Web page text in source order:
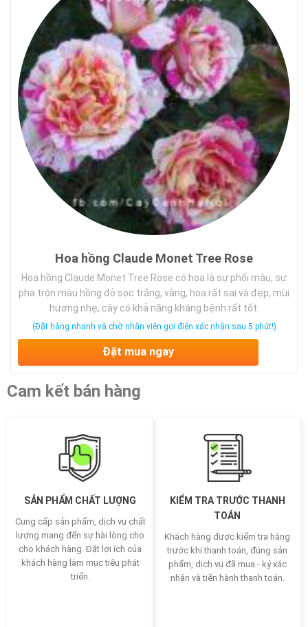
Hoa hồng Claude Monet Tree Rose
Hoa hồng Claude Monet Tree Rose có hoa là sự phối màu, sự
pha trộn màu hồng đỏ sọc trắng, vàng, hoa rất sai và đẹp, mùi
hương nhẹ, cây có khả năng kháng bệnh rất tốt.
(Đặt hàng nhanh và chờ nhân viên gọi điện xác nhận sau 5 phút!)
Đặt mua ngay
Cam kết bán hàng
SẢN PHẨM CHẤT LƯỢNG
Cung cấp sản phẩm, dịch vụ chất
lượng mang đến sự hài lòng cho
cho khách hàng. Đặt lợi ích của
khách hàng làm mục tiêu phát
triển.
KIỂM TRA TRƯỚC THANH
TOÁN
Khách hàng được kiểm tra hàng
trước khi thanh toán, đúng sản
phẩm, dịch vụ đã mua - ký xác
nhận và tiến hành thanh toán.